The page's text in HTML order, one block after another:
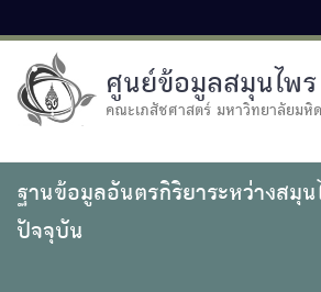
ศูนย์ข้อมูลสมุนไพร
คณะเภสัชศาสตร์ มหาวิทยาลัยมหิ
ฐานข้อมูลอันตรกิริยาระหว่างสมุ
ปัจจุบัน